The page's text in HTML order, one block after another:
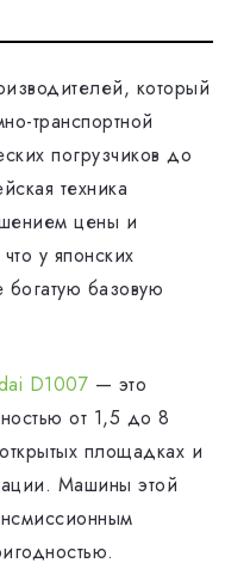
который
транспортной
погрузчиков до
техника
цены и
у японских
базовую
D1007 — это
от 1,5 до 8
площадках и
Машины этой